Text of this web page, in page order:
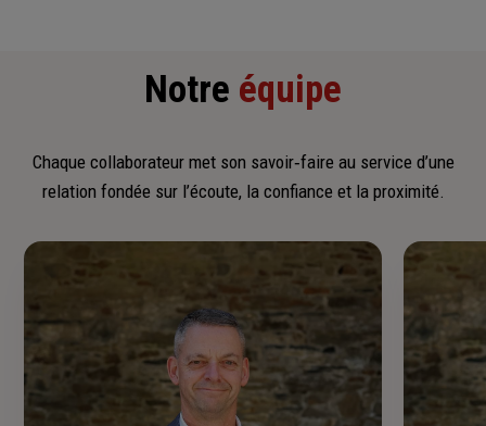
Notre équipe
Chaque collaborateur met son savoir‑faire au service d’une
relation fondée sur l’écoute, la confiance et la proximité.